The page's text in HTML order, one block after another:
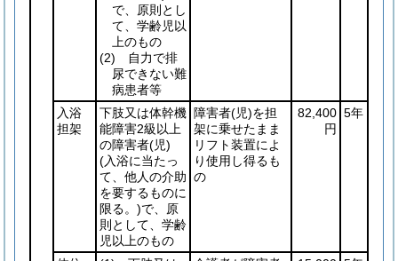
で、原則とし
て、学齢児以
上のもの
(2) 自力で排
尿できない難
病患者等
入浴
担架
下肢又は体幹機
能障害2級以上
の障害者(児)
(入浴に当たっ
て、他人の介助
を要するものに
限る。)で、原
則として、学齢
児以上のもの
障害者(児)を担
架に乗せたまま
リフト装置によ
り使用し得るも
の
82,400
円
5年